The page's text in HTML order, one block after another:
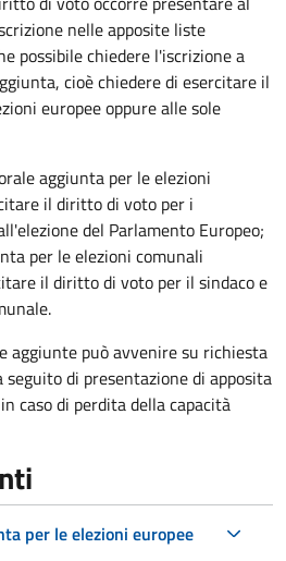
nelle apposite liste
possibile chiedere l'iscrizione a
cioè chiedere di esercitare il
europee oppure alle sole
aggiunta per le elezioni
il diritto di voto per i
del Parlamento Europeo;
per le elezioni comunali
il diritto di voto per il sindaco e
aggiunte può avvenire su richiesta
di presentazione di apposita
caso di perdita della capacità
per le elezioni europee